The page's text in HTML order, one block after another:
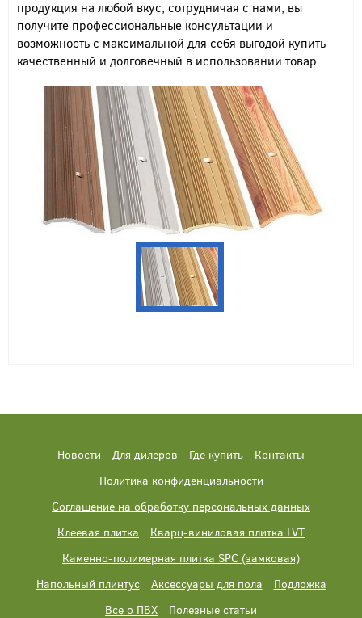
продукция на любой вкус, сотрудничая с нами, вы
получите профессиональные консультации и
возможность с максимальной для себя выгодой купить
качественный и долговечный в использовании товар.
Новости Для дилеров Где купить
Контакты
Политика конфиденциальности
Соглашение на обработку персональных данных
Клеевая плитка
Кварц-виниловая плитка LVT
Каменно-полимерная плитка SPC (замковая)
Напольный плинтус
Аксессуары для пола
Подложка
Все о ПВХ
Полезные статьи